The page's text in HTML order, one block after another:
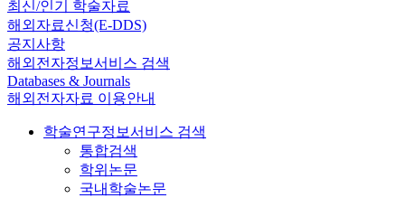
최신/인기 학술자료
해외자료신청(E-DDS)
공지사항
해외전자정보서비스 검색
Databases & Journals
해외전자자료 이용안내
학술연구정보서비스 검색
통합검색
학위논문
국내학술논문